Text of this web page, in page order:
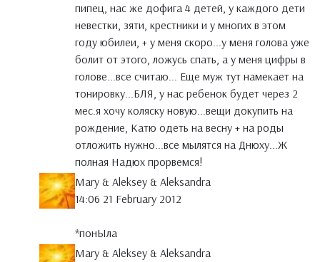
пипец, нас же дофига 4 детей, у каждого дети
невестки, зяти, крестники и у многих в этом
году юбилеи, + у меня скоро...у меня голова уже
болит от этого, ложусь спать, а у меня цифры в
голове...все считаю... Еще муж тут намекает на
тонировку...БЛЯ, у нас ребенок будет через 2
мес.я хочу коляску новую...вещи докупить на
рождение, Катю одеть на весну + на роды
отложить нужно...все мылятся на Днюху...Ж
полная Надюх прорвемся!
Mary & Aleksey & Aleksandra
14:06 21 February 2012
*понЫла
Mary & Aleksey & Aleksandra